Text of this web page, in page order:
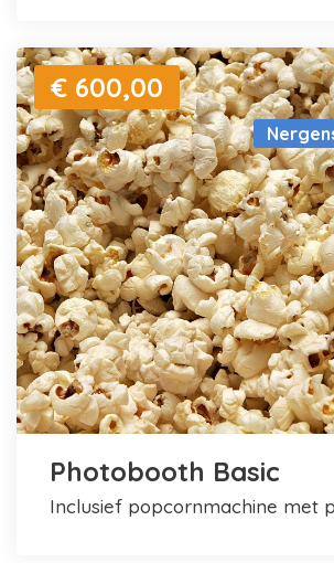
€ 600,00
Photobooth Basic
inclusief popcornmachine met